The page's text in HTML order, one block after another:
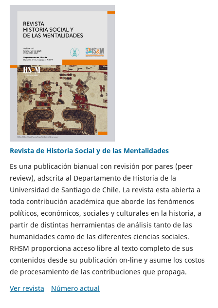
Revista de Historia Social y de las Mentalidades
Es una publicación bianual con revisión por pares (peer
review), adscrita al Departamento de Historia de la
Universidad de Santiago de Chile. La revista esta abierta a
toda contribución académica que aborde los fenómenos
políticos, económicos, sociales y culturales en la historia, a
partir de distintas herramientas de análisis tanto de las
humanidades como de las diferentes ciencias sociales.
RHSM proporciona acceso libre al texto completo de sus
contenidos desde su publicación on-line y asume los costos
de procesamiento de las contribuciones que propaga.
Ver revista
Número actual